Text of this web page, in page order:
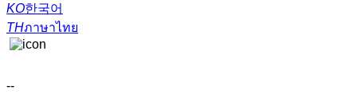
KO한국어
THภาษาไทย
--